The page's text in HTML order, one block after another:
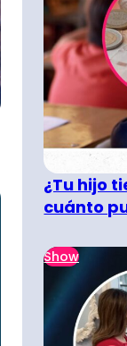
¿Tu hijo
cuánto
Show